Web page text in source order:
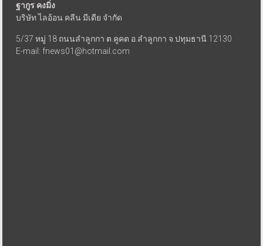
ฐากูร คงมิ่ง
บริษัท ไลอ้อน คลีน มีเดีย จำกัด
5/37 หมู่ 18 ถนนลำลูกกา ต.คูคต อ.ลำลูกกา จ.ปทุมธานี 12130
E-mail: fnews01@hotmail.com